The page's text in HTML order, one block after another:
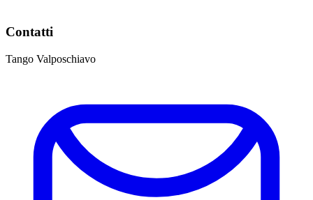
Contatti
Tango Valposchiavo